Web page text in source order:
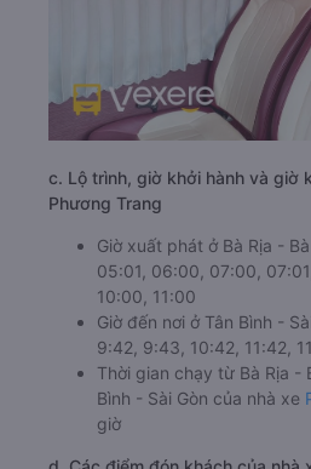
c. Lộ trình, giờ khởi hành và giờ
Phương Trang
Giờ xuất phát ở Bà Rịa -
05:01, 06:00, 07:00,
10:00, 11:00
Giờ đến nơi ở Tân Bình -
9:42, 9:43, 10:42, 11:42,
Thời gian chạy từ Bà Rịa -
Bình - Sài Gòn của nhà xe
giờ